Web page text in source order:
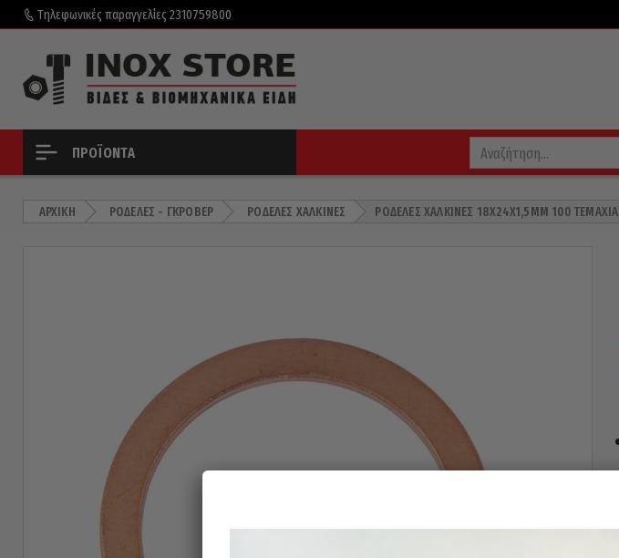
Τηλεφωνικές παραγγελίες 2310759800
ΠΡΟΪΌΝΤΑ
ΑΡΧΙΚΉ ΡΌΔΕΛΕΣ - ΓΚΡΌΒΕΡ ΡΟΔΈΛΕΣ ΧΆΛΚΙΝΕΣ ΡΟΔΈΛΕΣ ΧΆΛΚΙΝΕΣ 18X24X1,5MM 100 ΤΕΜΆΧΙΑ